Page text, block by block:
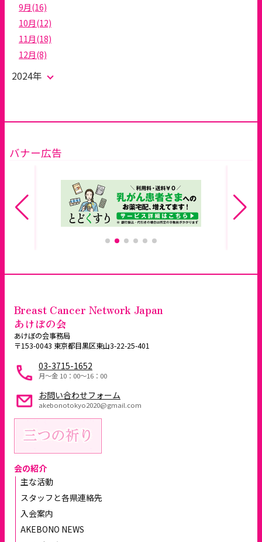
9月(16)
10月(12)
11月(18)
12月(8)
2024年
バナー広告
Breast Cancer Network Japan
あけぼの会
あけぼの会事務局
〒153-0043 東京都目黒区東山3-22-25-401
03-3715-1652
月～金 10：00〜16：00
お問い合わせフォーム
akebonotokyo2020@gmail.com
会の紹介
主な活動
スタッフと各県連絡先
入会案内
AKEBONO NEWS